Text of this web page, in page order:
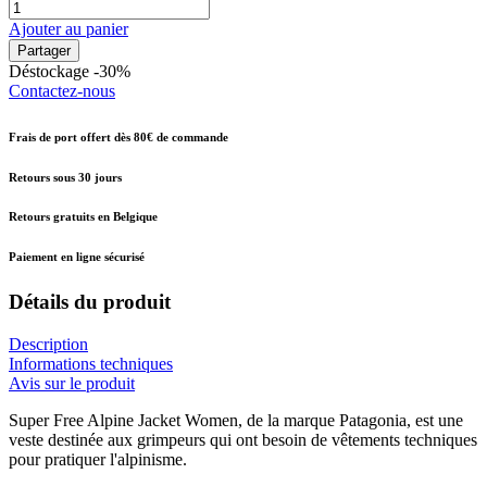
Ajouter au panier
Partager
Déstockage -30%
Contactez-nous
Frais de port offert dès 80€ de commande
Retours sous 30 jours
Retours gratuits en Belgique
Paiement en ligne sécurisé
Détails du produit
Description
Informations techniques
Avis sur le produit
Super Free Alpine Jacket Women, de la marque Patagonia, est une
veste destinée aux grimpeurs qui ont besoin de vêtements techniques
pour pratiquer l'alpinisme.